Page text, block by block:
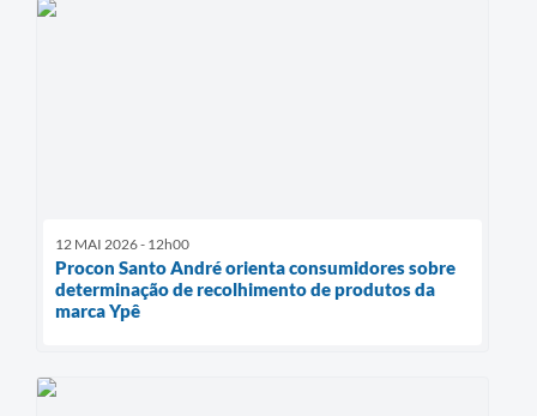
12 MAI 2026 - 12h00
Procon Santo André orienta consumidores sobre
determinação de recolhimento de produtos da
marca Ypê